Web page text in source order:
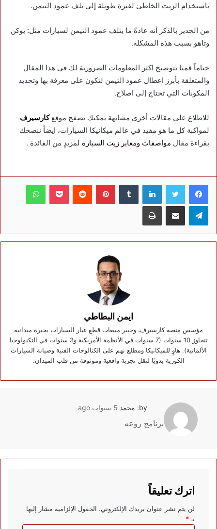
باستخدام الزيت الخاطئ لفترة طويلة إلى تلف عمود التيمن.
من الجدير بالذكر أنه عادةً ما يتلف عمود التيمن لسيارات مثل: يوكن
وتاهو بسبب هذه المشكلة.
ختاماً قمنا بتوضيح اكثر المعلومات الضرورية لك في هذا المقال
والمتعلقة بأبرز اعطال عمود التيمن لتكون على معرفة بها وتحديد
المكونات التي تحتاج إلى اصلاح.
للاطلاع على مقالات أخرى مشابهة يمكنك تصفح موقعكارسيرف
لمواكبة كل ما هو مفيد في عالم ميكانيكا السيارات، ايضاً ننصحك
بقراءة مقال مواصفات ومعاير زيت السيارة لمزيدٍ من الفائدة .
فيسبوك تويتر لينكدإن بينتيريست بوكيت واتساب
تيلقرام مشاركة عبر البريد طباعة
ايمن البطاطي
مؤسس منصة كارسيرف، وخبير مبيعات قطع غيار السيارات بخبرة ميدانية
تتجاوز 10 سنوات (7 سنوات في الأنظمة الأمريكية و3 سنوات في التكنولوجيا
الألمانية). هاوٍ للميكانيكا ومطلع نهم على الكتالوجات الفنية وصيانة السيارات
الكورية يدويًا لنقل تجربة واقعية وموثوقة من قلب الميدان.
by: محمد 5 سنوات ago
برنامج روعه
اترك تعليقاً
لن يتم نشر عنوان بريدك الإلكتروني. الحقول الإلزامية مشار إليها
بـ *